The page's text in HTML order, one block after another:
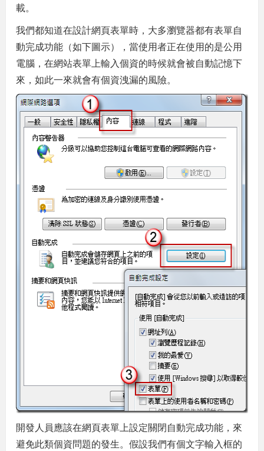
載。
我們都知道在設計網頁表單時，大多瀏覽器都有表單自
動完成功能（如下圖示），當使用者正在使用的是公用
電腦，在網站表單上輸入個資的時候就會被自動記憶下
來，如此一來就會有個資洩漏的風險。
開發人員應該在網頁表單上設定關閉自動完成功能，來
避免此類個資問題的發生。假設我們有個文字輸入框的